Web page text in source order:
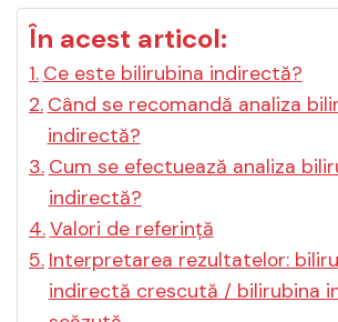
În acest articol:
Ce este bilirubina indirectă?
Când se recomandă analiza
indirectă?
Cum se efectuează analiza
indirectă?
Valori de referință
Interpretarea rezultatelor:
indirectă crescută / bilirubina